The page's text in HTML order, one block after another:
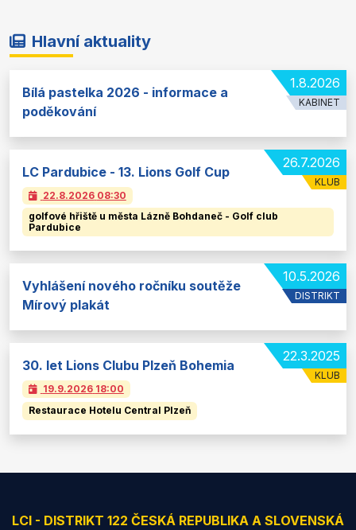
Hlavní aktuality
1.8.2026
KABINET
Bílá pastelka 2026 - informace a
poděkování
26.7.2026
KLUB
LC Pardubice - 13. Lions Golf Cup
22.8.2026 08:30
golfové hřiště u města Lázně Bohdaneč - Golf club
Pardubice
10.5.2026
DISTRIKT
Vyhlášení nového ročníku soutěže
Mírový plakát
22.3.2025
KLUB
30. let Lions Clubu Plzeň Bohemia
19.9.2026 18:00
Restaurace Hotelu Central Plzeň
LCI - DISTRIKT 122 ČESKÁ REPUBLIKA A SLOVENSKÁ